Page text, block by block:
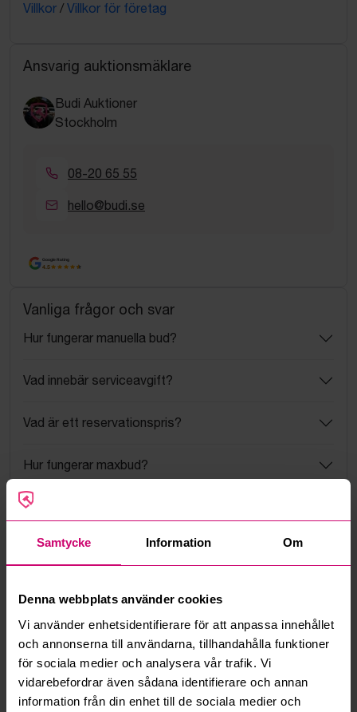
Samtycke Information Om
Denna webbplats använder cookies
Vi använder enhetsidentifierare för att anpassa innehållet
och annonserna till användarna, tillhandahålla funktioner
för sociala medier och analysera vår trafik. Vi
vidarebefordrar även sådana identifierare och annan
information från din enhet till de sociala medier och
Villkor / Villkor för företag
Ansvarig auktionsmäklare
Budi Auktioner
Stockholm
08-20 65 55
hello@budi.se
Google Rating
4.5
Vanliga frågor och svar
Hur fungerar manuella bud?
Vad innebär serviceavgift?
Vad är ett reservationspris?
Hur fungerar maxbud?
Hur fungerar budmotorn?
Kan jag ångra ett bud?
Kan ni frakta mina vunna objekt?
Läs fler frågor och svar
Mer från samma kategori